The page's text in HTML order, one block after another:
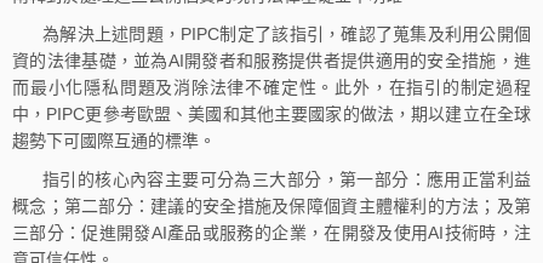
為解決上述問題，PIPC制定了該指引，確認了蒐集及利用公開個
資的法律基礎，並為AI開發者和服務提供者提供適用的安全措施，進
而最小化隱私問題及消除法律不確定性。此外，在指引的制定過程
中，PIPC更參考歐盟、美國和其他主要國家的做法，期以建立在全球
趨勢下可國際互通的標準。
指引的核心內容主要可分為三大部分，第一部分：應用正當利益
概念；第二部分：建議的安全措施及保障個資主體權利的方法；及第
三部分：促進開發AI產品或服務的企業，在開發及使用AI技術時，注
意可信任性。